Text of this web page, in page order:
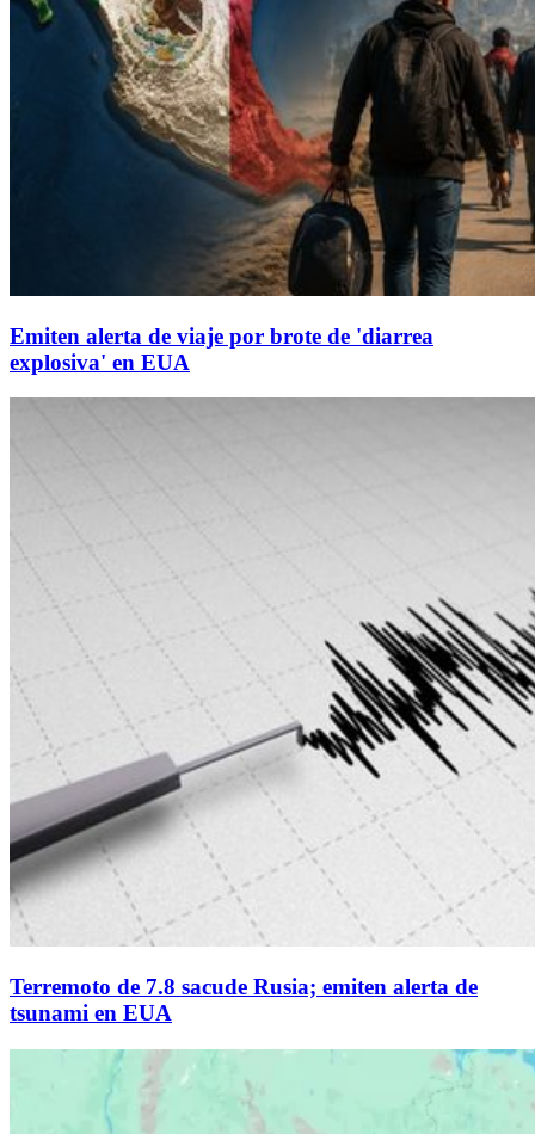
Emiten alerta de viaje por brote de 'diarrea
explosiva' en EUA
Terremoto de 7.8 sacude Rusia; emiten alerta de
tsunami en EUA